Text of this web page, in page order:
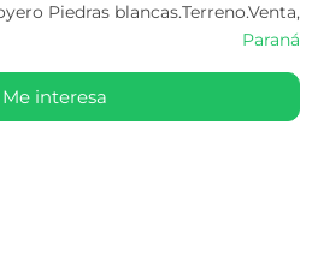
Piedras blancas.Terreno.Venta,
Paraná
Me interesa